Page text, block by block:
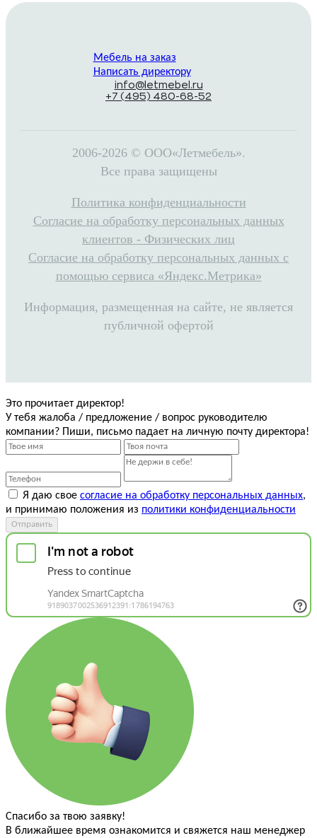
Мебель на заказ
Написать директору
info@letmebel.ru
+7 (495) 480-68-52
2006-2026 © ООО«Летмебель».
Все права защищены
Политика конфиденциальности
Согласие на обработку персональных данных
клиентов - Физических лиц
Согласие на обработку персональных данных с
помощью сервиса «Яндекс.Метрика»
Информация, размещенная на сайте, не является
публичной офертой
Это прочитает директор!
У тебя жалоба / предложение / вопрос руководителю
компании? Пиши, письмо падает на личную почту директора!
Я даю свое согласие на обработку персональных данных,
и принимаю положения из политики конфиденциальности
Отправить
Спасибо за твою заявку!
В ближайшее время ознакомится и свяжется наш менеджер